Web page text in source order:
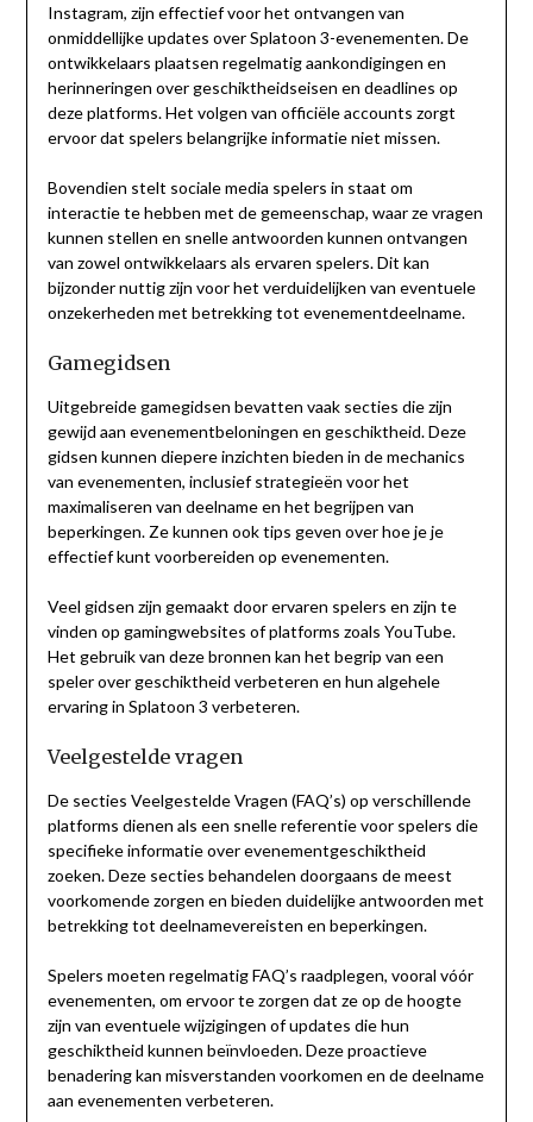
Instagram, zijn effectief voor het ontvangen van
onmiddellijke updates over Splatoon 3-evenementen. De
ontwikkelaars plaatsen regelmatig aankondigingen en
herinneringen over geschiktheidseisen en deadlines op
deze platforms. Het volgen van officiële accounts zorgt
ervoor dat spelers belangrijke informatie niet missen.
Bovendien stelt sociale media spelers in staat om
interactie te hebben met de gemeenschap, waar ze vragen
kunnen stellen en snelle antwoorden kunnen ontvangen
van zowel ontwikkelaars als ervaren spelers. Dit kan
bijzonder nuttig zijn voor het verduidelijken van eventuele
onzekerheden met betrekking tot evenementdeelname.
Gamegidsen
Uitgebreide gamegidsen bevatten vaak secties die zijn
gewijd aan evenementbeloningen en geschiktheid. Deze
gidsen kunnen diepere inzichten bieden in de mechanics
van evenementen, inclusief strategieën voor het
maximaliseren van deelname en het begrijpen van
beperkingen. Ze kunnen ook tips geven over hoe je je
effectief kunt voorbereiden op evenementen.
Veel gidsen zijn gemaakt door ervaren spelers en zijn te
vinden op gamingwebsites of platforms zoals YouTube.
Het gebruik van deze bronnen kan het begrip van een
speler over geschiktheid verbeteren en hun algehele
ervaring in Splatoon 3 verbeteren.
Veelgestelde vragen
De secties Veelgestelde Vragen (FAQ’s) op verschillende
platforms dienen als een snelle referentie voor spelers die
specifieke informatie over evenementgeschiktheid
zoeken. Deze secties behandelen doorgaans de meest
voorkomende zorgen en bieden duidelijke antwoorden met
betrekking tot deelnamevereisten en beperkingen.
Spelers moeten regelmatig FAQ’s raadplegen, vooral vóór
evenementen, om ervoor te zorgen dat ze op de hoogte
zijn van eventuele wijzigingen of updates die hun
geschiktheid kunnen beïnvloeden. Deze proactieve
benadering kan misverstanden voorkomen en de deelname
aan evenementen verbeteren.